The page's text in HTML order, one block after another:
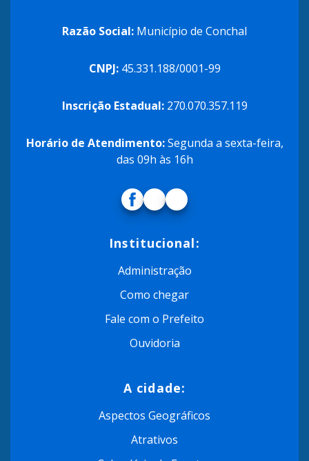
Razão Social: Município de Conchal
CNPJ:45.331.188/0001-99
Inscrição Estadual:270.070.357.119
Horário de Atendimento:Segunda a sexta-feira,
das 09h às 16h
Institucional:
Administração
Como chegar
Fale com o Prefeito
Ouvidoria
A cidade:
Aspectos Geográficos
Atrativos